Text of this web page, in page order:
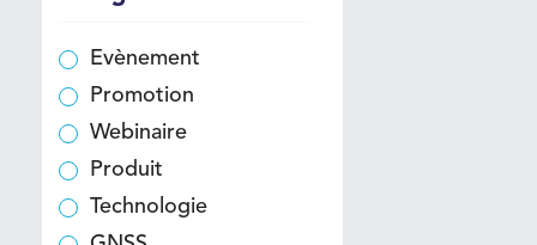
Evènement
Promotion
Webinaire
Produit
Technologie